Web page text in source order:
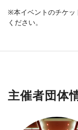
※本イベントのチケッ
ください。
主催者団体